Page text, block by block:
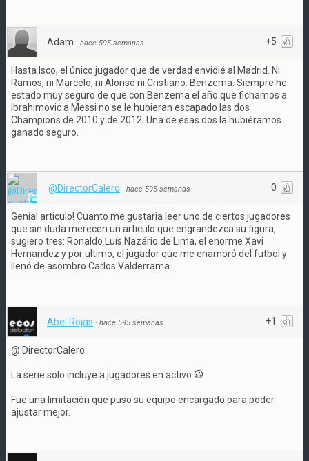
+5
Adam · hace 595 semanas
Hasta Isco, el único jugador que de verdad envidié al Madrid. Ni
Ramos, ni Marcelo, ni Alonso ni Cristiano. Benzema. Siempre he
estado muy seguro de que con Benzema el año que fichamos a
Ibrahimovic a Messi no se le hubieran escapado las dos
Champions de 2010 y de 2012. Una de esas dos la hubiéramos
ganado seguro.
0
@DirectorCalero · hace 595 semanas
Genial articulo! Cuanto me gustaria leer uno de ciertos jugadores
que sin duda merecen un articulo que engrandezca su figura,
sugiero tres: Ronaldo Luís Nazário de Lima, el enorme Xavi
Hernandez y por ultimo, el jugador que me enamoró del futbol y
llenó de asombro Carlos Valderrama.
+1
Abel Rojas · hace 595 semanas
@ DirectorCalero
La serie solo incluye a jugadores en activo
Fue una limitación que puso su equipo encargado para poder
ajustar mejor.